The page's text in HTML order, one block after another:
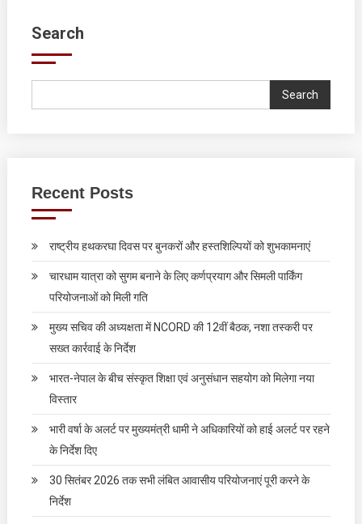
Search
Search
Recent Posts
राष्ट्रीय हथकरघा दिवस पर बुनकरों और हस्तशिल्पियों को शुभकामनाएं
चारधाम यात्रा को सुगम बनाने के लिए कर्णप्रयाग और सिमली पार्किंग
परियोजनाओं को मिली गति
मुख्य सचिव की अध्यक्षता में NCORD की 12वीं बैठक, नशा तस्करी पर
सख्त कार्रवाई के निर्देश
भारत-नेपाल के बीच संस्कृत शिक्षा एवं अनुसंधान सहयोग को मिलेगा नया
विस्तार
भारी वर्षा के अलर्ट पर मुख्यमंत्री धामी ने अधिकारियों को हाई अलर्ट पर रहने
के निर्देश दिए
30 सितंबर 2026 तक सभी लंबित आवासीय परियोजनाएं पूरी करने के
निर्देश